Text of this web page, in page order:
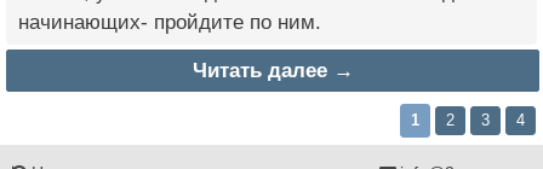
начинающих- пройдите по ним.
Читать далее →
1 2 3 4